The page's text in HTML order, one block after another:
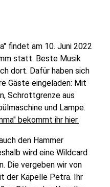
findet am 10. Juni 2022
statt. Beste Musik
dort. Dafür haben sich
Gäste eingeladen: Mit
Schrottgrenze aus
und Lampe.
bekommt ihr hier.
den Hammer
wird eine Wildcard
Die vergeben wir von
der Kapelle Petra. Ihr